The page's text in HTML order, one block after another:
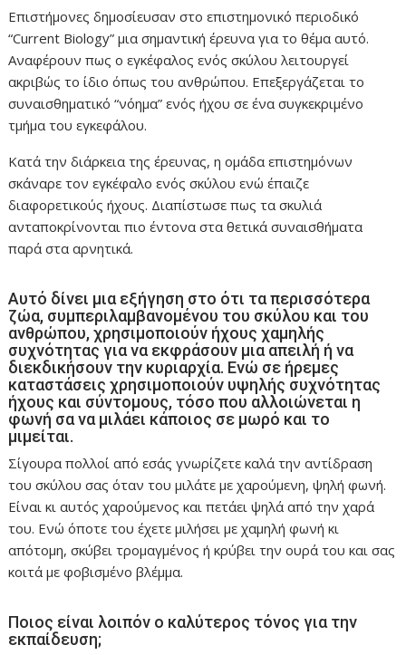
Επιστήμονες δημοσίευσαν στο επιστημονικό περιοδικό
“Current Biology” μια σημαντική έρευνα για το θέμα αυτό.
Αναφέρουν πως ο εγκέφαλος ενός σκύλου λειτουργεί
ακριβώς το ίδιο όπως του ανθρώπου. Επεξεργάζεται το
συναισθηματικό “νόημα” ενός ήχου σε ένα συγκεκριμένο
τμήμα του εγκεφάλου.
Κατά την διάρκεια της έρευνας, η ομάδα επιστημόνων
σκάναρε τον εγκέφαλο ενός σκύλου ενώ έπαιζε
διαφορετικούς ήχους. Διαπίστωσε πως τα σκυλιά
ανταποκρίνονται πιο έντονα στα θετικά συναισθήματα
παρά στα αρνητικά.
Αυτό δίνει μια εξήγηση στο ότι τα περισσότερα
ζώα, συμπεριλαμβανομένου του σκύλου και του
ανθρώπου, χρησιμοποιούν ήχους χαμηλής
συχνότητας για να εκφράσουν μια απειλή ή να
διεκδικήσουν την κυριαρχία. Ενώ σε ήρεμες
καταστάσεις χρησιμοποιούν υψηλής συχνότητας
ήχους και σύντομους, τόσο που αλλοιώνεται η
φωνή σα να μιλάει κάποιος σε μωρό και το
μιμείται.
Σίγουρα πολλοί από εσάς γνωρίζετε καλά την αντίδραση
του σκύλου σας όταν του μιλάτε με χαρούμενη, ψηλή φωνή.
Είναι κι αυτός χαρούμενος και πετάει ψηλά από την χαρά
του. Ενώ όποτε του έχετε μιλήσει με χαμηλή φωνή κι
απότομη, σκύβει τρομαγμένος ή κρύβει την ουρά του και σας
κοιτά με φοβισμένο βλέμμα.
Ποιος είναι λοιπόν ο καλύτερος τόνος για την
εκπαίδευση;